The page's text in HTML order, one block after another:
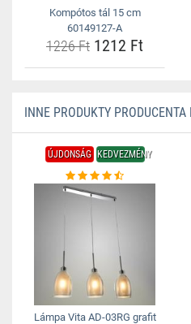
Kompótos tál 15 cm
60149127-A
1226 Ft 1212 Ft
INNE PRODUKTY
ÚJDONSÁG KEDVEZMÉNY
Lámpa Vita AD-03RG grafit